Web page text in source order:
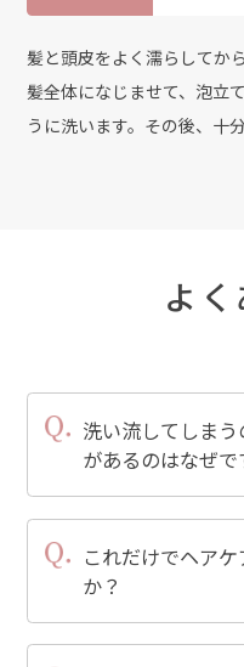
髪と頭皮をよく濡らしてか
髪全体になじませて、泡立
うに洗います。その後、十
よ
洗い流してしま
があるのはなぜで
これだけでヘア
か？